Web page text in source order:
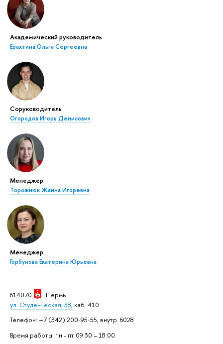
Академический руководитель
Ерахтина Ольга Сергеевна
Соруководитель
Огородов Игорь Денисович
Менеджер
Торожнюк Жанна Игоревна
Менеджер
Горбунова Екатерина Юрьевна
614070
Пермь
ул. Студенческая, 38, каб. 410
Телефон: +7 (342) 200-95-55, внутр. 6028
Время работы: пн - пт 09:30 – 18:00